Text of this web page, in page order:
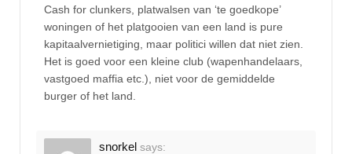
Cash for clunkers, platwalsen van ‘te goedkope’
woningen of het platgooien van een land is pure
kapitaalvernietiging, maar politici willen dat niet zien.
Het is goed voor een kleine club (wapenhandelaars,
vastgoed maffia etc.), niet voor de gemiddelde
burger of het land.
snorkel says: